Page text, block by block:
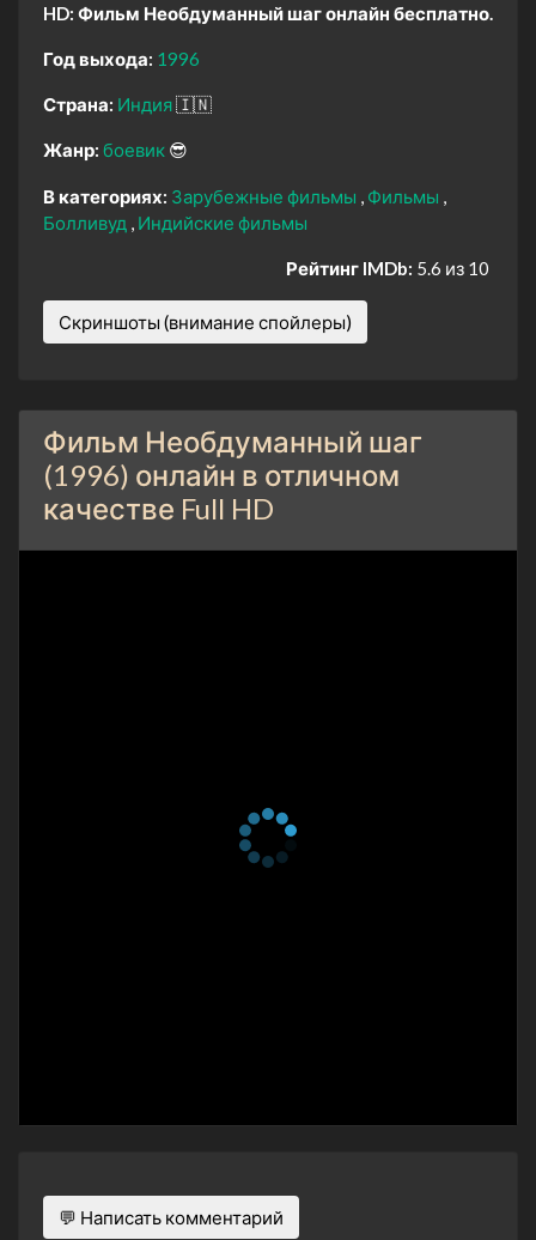
HD: Фильм Необдуманный шаг онлайн бесплатно.
Год выхода: 1996
Страна: Индия🇮🇳
Жанр: боевик 😎
В категориях: Зарубежные фильмы
Фильмы
Болливуд
Индийские фильмы
Рейтинг IMDb: 5.6 из 10
Скриншоты (внимание спойлеры)
Фильм Необдуманный шаг
(1996) онлайн в отличном
качестве Full HD
💬 Написать комментарий